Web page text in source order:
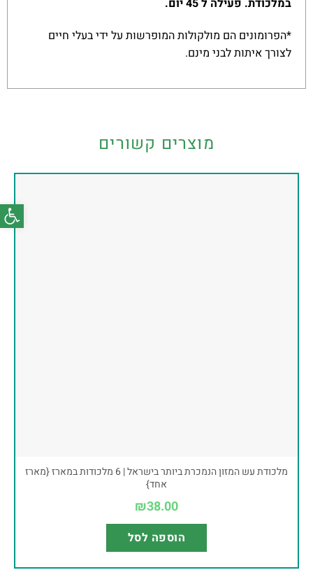
במלכודת. פעילה ל 45 יום.
*הפרומונים הם מולקולות המופרשות על ידי בעלי חיים
לצורך איתות לבני מינם.
מוצרים קשורים
מלכודת עש המזון הנמכרת ביותר בישראל | 6 מלכודות במארז {מארז
אחד}
₪38.00
הוספה לסל
פתח